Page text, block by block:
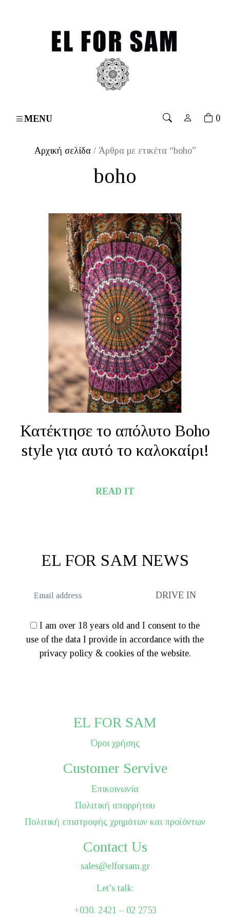
MENU 0
Αρχική σελίδα/ Άρθρα με ετικέτα “boho”
boho
Κατέκτησε το απόλυτο Boho
style για αυτό το καλοκαίρι!
READ IT
EL FOR SAM NEWS
I am over 18 years old and I consent to the
use of the data I provide in accordance with the
privacy policy & cookies of the website.
EL FOR SAM
Όροι χρήσης
Customer Servive
Επικοινωνία
Πολιτική απορρήτου
Πολιτική επιστροφής χρημάτων και προϊόντων
Contact Us
sales@elforsam.gr
Let’s talk:
+030. 2421 – 02 2753